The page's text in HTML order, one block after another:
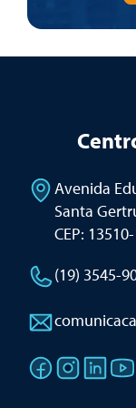
Avenida
Santa
CEP:
(19) 3545-